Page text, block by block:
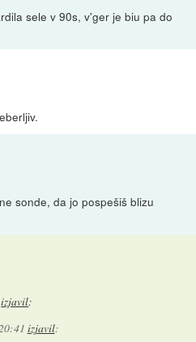
sele v 90s, v'ger je biu pa do
sonde, da jo pospešiš blizu
izjavil:
izjavil: